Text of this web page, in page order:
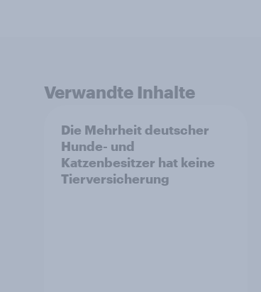
Verwandte Inhalte
Die Mehrheit deutscher
Hunde- und
Katzenbesitzer hat keine
Tierversicherung